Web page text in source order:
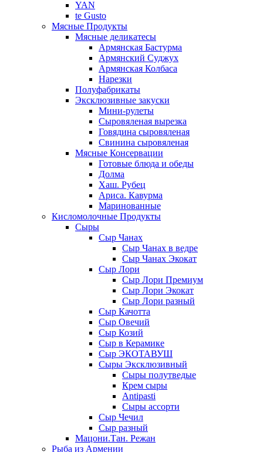
YAN
te Gusto
Мясные Продукты
Мясные деликатесы
Армянская Бастурма
Армянский Суджух
Армянская Колбаса
Нарезки
Полуфабрикаты
Эксклюзивные закуски
Мини-рулеты
Сыровяленая вырезка
Говядина сыровяленая
Свинина сыровяленая
Мясные Консервации
Готовые блюда и обеды
Долма
Хаш. Рубец
Ариса. Кавурма
Маринованные
Кисломолочные Продукты
Сыры
Сыр Чанах
Сыр Чанах в ведре
Сыр Чанах Экокат
Сыр Лори
Сыр Лори Премиум
Сыр Лори Экокат
Сыр Лори разный
Сыр Качотта
Сыр Овечий
Сыр Козий
Сыр в Керамике
Сыр ЭКОТАВУШ
Сыры Эксклюзивный
Сыры полутведые
Крем сыры
Antipasti
Сыры ассорти
Сыр Чечил
Сыр разный
Мацони.Тан. Режан
Рыба из Армении